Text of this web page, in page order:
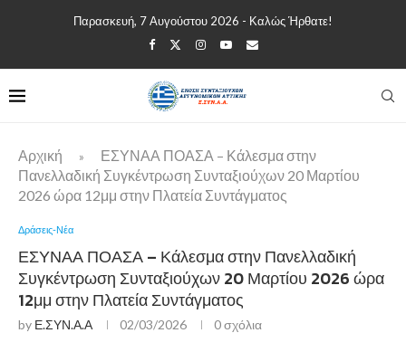
Παρασκευή, 7 Αυγούστου 2026 - Καλώς Ήρθατε!
Αρχική »
ΕΣΥΝΑΑ ΠΟΑΣΑ – Κάλεσμα στην
Πανελλαδική Συγκέντρωση Συνταξιούχων 20 Μαρτίου
2026 ώρα 12μμ στην Πλατεία Συντάγματος
Δράσεις-Νέα
ΕΣΥΝΑΑ ΠΟΑΣΑ – Κάλεσμα στην Πανελλαδική
Συγκέντρωση Συνταξιούχων 20 Μαρτίου 2026 ώρα
12μμ στην Πλατεία Συντάγματος
by Ε.ΣΥΝ.Α.Α 02/03/2026 0 σχόλια